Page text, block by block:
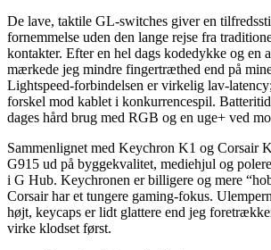
De lave, taktile GL-switches giver en
fornemmelse uden den lange rejse fra
kontakter. Efter en hel dags kodedykke og en
mærkede jeg mindre fingertræthed end på
Lightspeed-forbindelsen er virkelig lav-
forskel mod kablet i konkurrencespil.
dages hård brug med RGB og en uge+ ved
Sammenlignet med Keychron K1 og Corsair
G915 ud på byggekvalitet, mediehjul og
i G Hub. Keychronen er billigere og mere
Corsair har et tungere gaming-fokus.
højt, keycaps er lidt glattere end jeg
virke klodset først.